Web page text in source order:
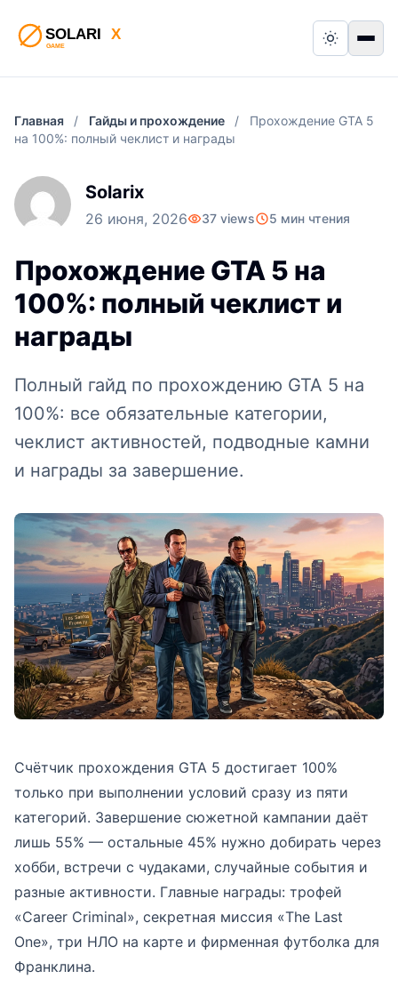
Switch to
Главная / Гайды и прохождение /
Прохождение GTA 5
на 100%: полный чеклист и награды
Solarix
26 июня, 2026 37 views 5 мин чтения
Прохождение GTA 5 на
100%: полный чеклист и
награды
Полный гайд по прохождению GTA 5 на
100%: все обязательные категории,
чеклист активностей, подводные камни
и награды за завершение.
Счётчик прохождения GTA 5 достигает 100%
только при выполнении условий сразу из пяти
категорий. Завершение сюжетной кампании даёт
лишь 55% — остальные 45% нужно добирать через
хобби, встречи с чудаками, случайные события и
разные активности. Главные награды: трофей
«Career Criminal», секретная миссия «The Last
One», три НЛО на карте и фирменная футболка для
Франклина.